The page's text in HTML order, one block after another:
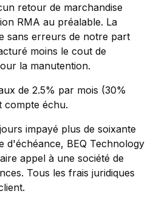
retour de marchandise
RMA au préalable. La
sans erreurs de notre part
moins le cout de
la manutention.
de 2.5% par mois (30%
compte échu.
impayé plus de soixante
d'échéance, BEQ Technology
appel à une société de
Tous les frais juridiques